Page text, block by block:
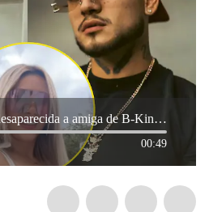
Reportan como desaparecida a amiga de B-King y Regio Clown en México
00:49